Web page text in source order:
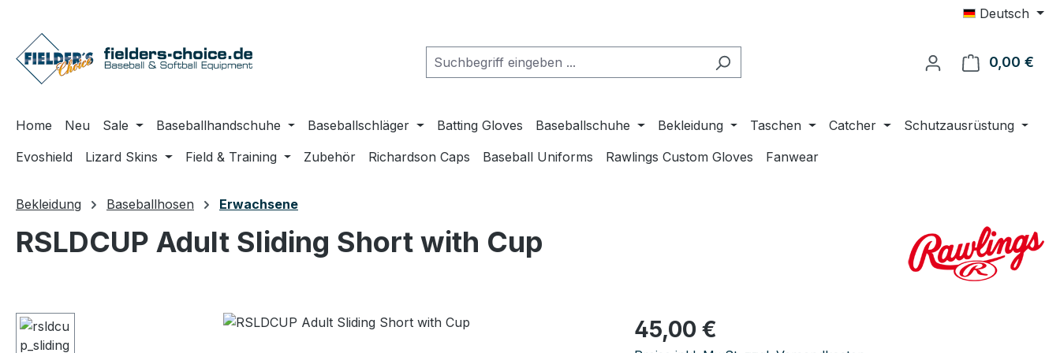
Deutsch
0,00 €
Home Neu Sale Baseballhandschuhe Baseballschläger Batting Gloves Baseballschuhe Bekleidung Taschen Catcher
Schutzausrüstung
Evoshield
Lizard Skins Field & Training Zubehör Richardson Caps Baseball Uniforms Rawlings Custom Gloves Fanwear
Bekleidung Baseballhosen Erwachsene
RSLDCUP Adult Sliding Short with Cup
Bildergalerie überspringen Regulärer Preis:
45,00 €